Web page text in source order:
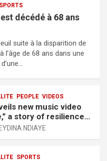
SPORTS
décédé à 68 ans
suite à la disparition de
l’âge de 68 ans dans une
PEOPLE VIDEOS
new music video
a story of resilience
NDIAYE
SPORTS